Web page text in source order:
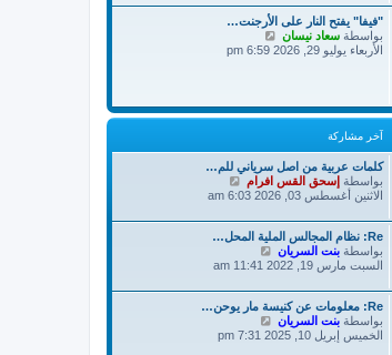
ش
ا
ك
د
آ
ر
ر
ك
"فيفا" يفتح النار على الأرجنت…
بواسطة سعاد نيسان
ا
خ
ر
ش
ا
ر
ك
الأربعاء يوليو 29, 2026 6:59 pm
آخر مشاركة
كلمات عربية من اصل سرياني للم…
بواسطة إسحق القس افرام
ا
د
آ
ر
ش
ا
ك
الاثنين أغسطس 03, 2026 6:03 am
Re: نظام المجالس الملية المحل…
بواسطة بنت السريان
ا
د
آ
ر
السبت مارس 19, 2022 11:41 am
Re: معلومات عن كنيسة مار يوحن…
بواسطة بنت السريان
ا
الخميس إبريل 10, 2025 7:31 pm